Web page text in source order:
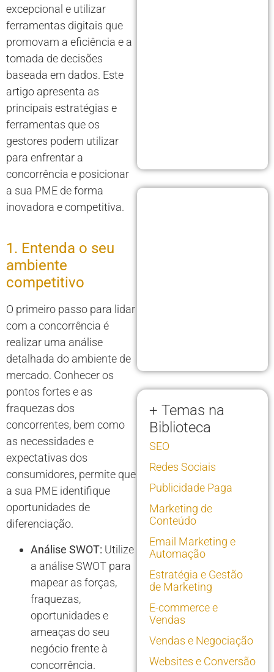
excepcional e utilizar
ferramentas digitais que
promovam a eficiência e a
tomada de decisões
baseada em dados. Este
artigo apresenta as
principais estratégias e
ferramentas que os
gestores podem utilizar
para enfrentar a
concorrência e posicionar
a sua PME de forma
inovadora e competitiva.
1. Entenda o seu
ambiente
competitivo
O primeiro passo para lidar
com a concorrência é
realizar uma análise
detalhada do ambiente de
mercado. Conhecer os
pontos fortes e as
fraquezas dos
concorrentes, bem como
as necessidades e
expectativas dos
consumidores, permite que
a sua PME identifique
oportunidades de
diferenciação.
Análise SWOT: Utilize
a análise SWOT para
mapear as forças,
fraquezas,
oportunidades e
ameaças do seu
negócio frente à
concorrência.
+ Temas na
Biblioteca
SEO
Redes Sociais
Publicidade Paga
Marketing de
Conteúdo
Email Marketing e
Automação
Estratégia e Gestão
de Marketing
E-commerce e
Vendas
Vendas e Negociação
Websites e Conversão